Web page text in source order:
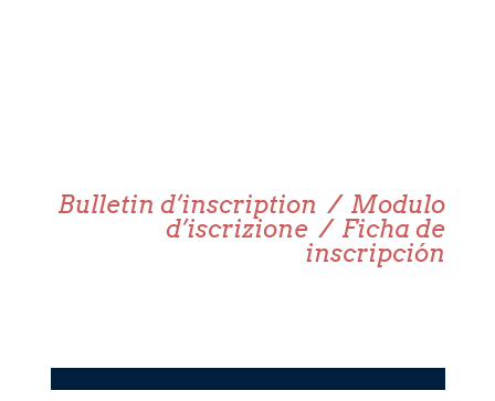
Bulletin d’inscription / Modulo
d’iscrizione / Ficha de
inscripción